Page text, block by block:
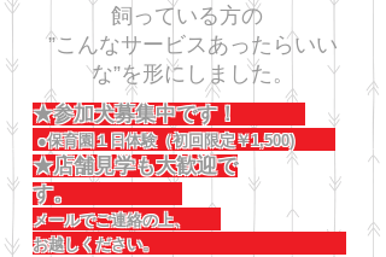
飼っている方の
”こんなサービスあったらいい
な”を形にしました。
★参加犬募集中です！
●保育園１日体験（初回限定￥1,500)
★店舗見学も大歓迎で
す。
メールでご連絡の上、
お越しください。